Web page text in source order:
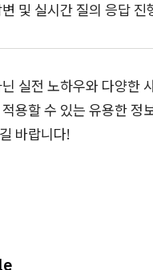
및 실시간 질의 응답 진
실전 노하우와 다양한
용할 수 있는 유용한 정
바랍니다!